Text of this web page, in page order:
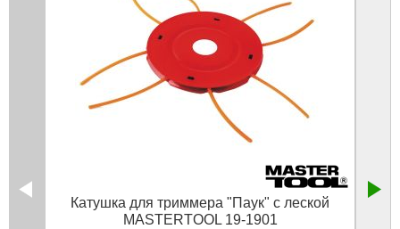
Катушка для триммера "Паук" с леской
MASTERTOOL 19-1901